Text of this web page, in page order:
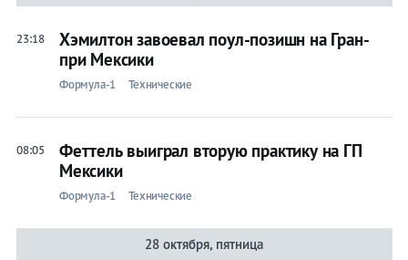
23:18
Хэмилтон завоевал поул-позишн на Гран-
при Мексики
Формула-1 Технические
08:05
Феттель выиграл вторую практику на ГП
Мексики
Формула-1 Технические
28 октября, пятница